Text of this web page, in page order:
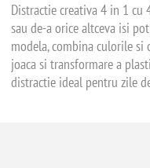
Distractie creativa 4 in 1
sau de-a orice altceva isi
modela, combina culorile
joaca si transformare a
distractie ideal pentru zile